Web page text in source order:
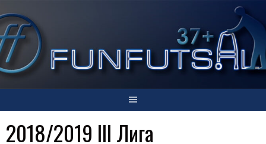
to
content
2018/2019 III Лига